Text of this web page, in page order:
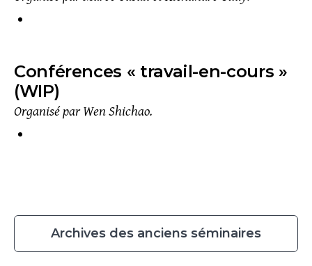
Conférences « travail-en-cours »
(WIP)
Organisé par Wen Shichao.
Archives des anciens séminaires